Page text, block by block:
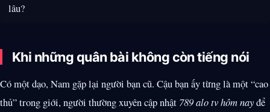
lâu?
Khi những quân bài không còn tiếng nói
Có một dạo, Nam gặp lại người bạn cũ. Cậu bạn ấy từng là một “cao
thủ” trong giới, người thường xuyên cập nhật 789 alo tv hôm nayđể